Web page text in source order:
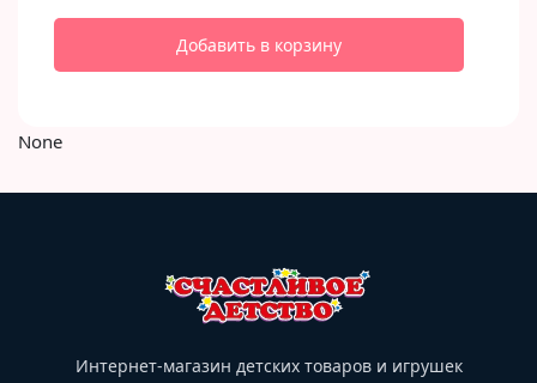
Добавить в корзину
None
Интернет-магазин детских товаров и игрушек